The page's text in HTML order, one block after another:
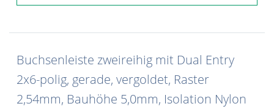
Buchsenleiste zweireihig mit Dual Entry
2x6-polig, gerade, vergoldet, Raster
2,54mm, Bauhöhe 5,0mm, Isolation Nylon